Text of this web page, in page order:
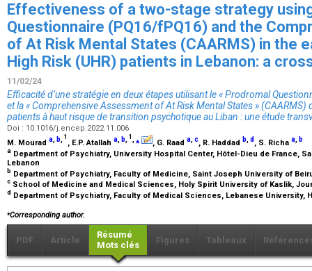
Effectiveness of a two-stage strategy
Questionnaire (PQ16/fPQ16) and the
of At Risk Mental States (CAARMS) in the
High Risk (UHR) patients in Lebanon: a
11/02/24
Efficacité d’une stratégie en deux étapes utilisant le « Prodromal
et la « Comprehensive Assessment of At Risk Mental States »
patients à haut risque de transition psychotique au Liban : une étude
Doi : 10.1016/j.encep.2022.11.006
M. Mourad a, b, 1
, E.P. Atallah a, b, 1 ,⁎ , G. Raad a,c, R. Haddad b,d , S. Richa a, b
a Department of Psychiatry, University Hospital Center, Hôtel-Dieu de France,
Lebanon
b Department of Psychiatry, Faculty of Medicine, Saint Joseph University of
c School of Medicine and Medical Sciences, Holy Spirit University of Kaslik,
d Department of Psychiatry, Faculty of Medical Sciences, Lebanese University,
⁎Corresponding author.
PDF Article
Résumé
Mots clés
Figures Tableaux